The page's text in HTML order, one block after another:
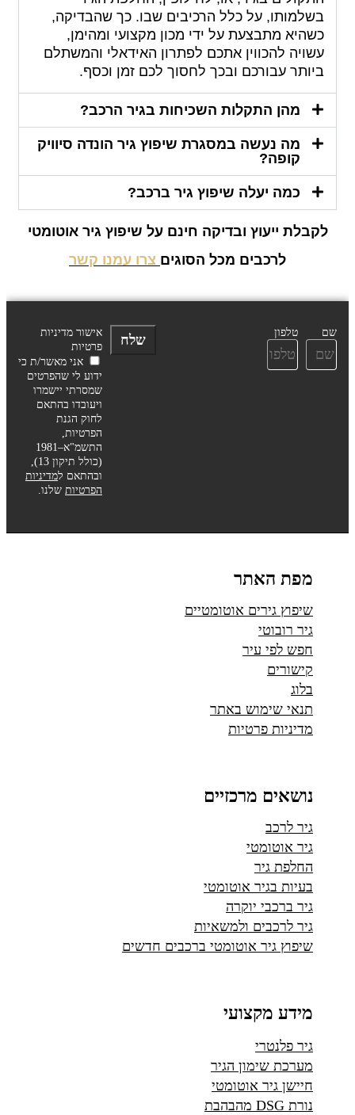
בשלמותו, על כלל הרכיבים שבו. כך שהבדיקה,
כשהיא מתבצעת על ידי מכון מקצועי ומהימן,
עשויה להכווין אתכם לפתרון האידאלי והמשתלם
ביותר עבורכם ובכך לחסוך לכם זמן וכסף.
מהן התקלות השכיחות בגיר הרכב?
מה נעשה במסגרת שיפוץ גיר הונדה סיוויק
קופה?
כמה יעלה שיפוץ גיר ברכב?
לקבלת ייעוץ ובדיקה חינם על שיפוץ גיר אוטומטי
לרכבים מכל הסוגים צרו עמנו קשר
שם טלפון
אישור מדיניות
פרטיות
אני מאשר/ת כי
ידוע לי שהפרטים
שמסרתי יישמרו
ויעובדו בהתאם
לחוק הגנת
הפרטיות,
התשמ"א–1981
(כולל תיקון 13),
ובהתאם למדיניות
הפרטיות שלנו.
שלח
מפת האתר
שיפוץ גירים אוטומטיים
גיר רובוטי
חפש לפי עיר
קישורים
בלוג
תנאי שימוש באתר
מדיניות פרטיות
נושאים מרכזיים
גיר לרכב
גיר אוטומטי
החלפת גיר
בעיות בגיר אוטומטי
גיר ברכבי יוקרה
גיר לרכבים ולמשאיות
שיפוץ גיר אוטומטי ברכבים חדשים
מידע מקצועי
גיר פלנטרי
מערכת שימון הגיר
חיישן גיר אוטומטי
נורת DSG מהבהבת